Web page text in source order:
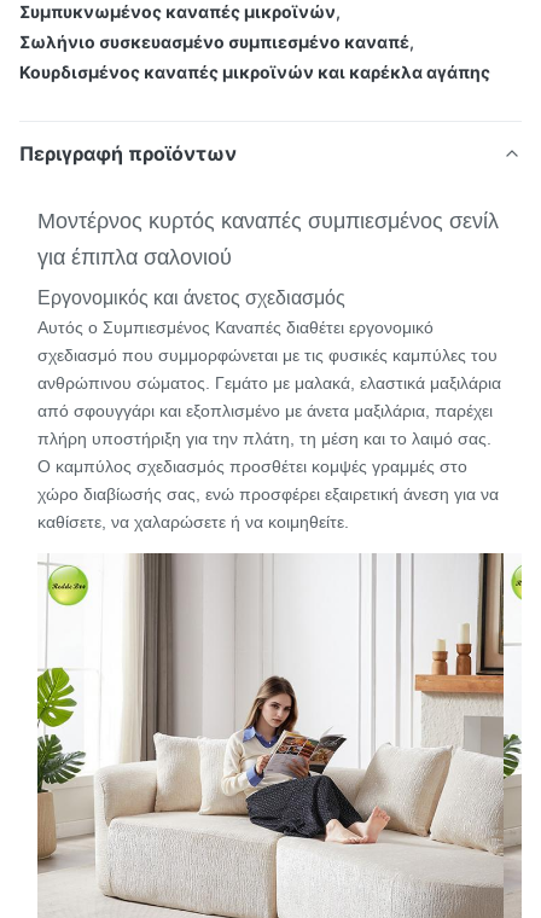
Συμπυκνωμένος καναπές μικροϊνών,
Σωλήνιο συσκευασμένο συμπιεσμένο καναπέ,
Κουρδισμένος καναπές μικροϊνών και καρέκλα αγάπης
Περιγραφή προϊόντων
Μοντέρνος κυρτός καναπές συμπιεσμένος σενίλ
για έπιπλα σαλονιού
Εργονομικός και άνετος σχεδιασμός
Αυτός ο Συμπιεσμένος Καναπές διαθέτει εργονομικό
σχεδιασμό που συμμορφώνεται με τις φυσικές καμπύλες του
ανθρώπινου σώματος. Γεμάτο με μαλακά, ελαστικά μαξιλάρια
από σφουγγάρι και εξοπλισμένο με άνετα μαξιλάρια, παρέχει
πλήρη υποστήριξη για την πλάτη, τη μέση και το λαιμό σας.
Ο καμπύλος σχεδιασμός προσθέτει κομψές γραμμές στο
χώρο διαβίωσής σας, ενώ προσφέρει εξαιρετική άνεση για να
καθίσετε, να χαλαρώσετε ή να κοιμηθείτε.